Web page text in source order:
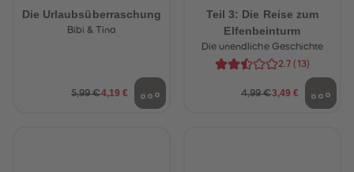
Die Urlaubsüberraschung
Bibi & Tina
5,99 €4,19 €
Teil 3: Die Reise zum
Elfenbeinturm
Die unendliche Geschichte
2.7 ( 13)
4,99 €3,49 €